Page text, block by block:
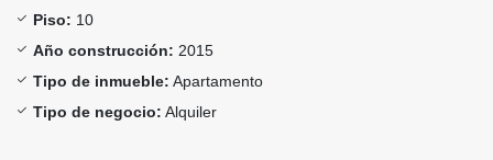
Piso: 10
Año construcción: 2015
Tipo de inmueble: Apartamento
Tipo de negocio: Alquiler